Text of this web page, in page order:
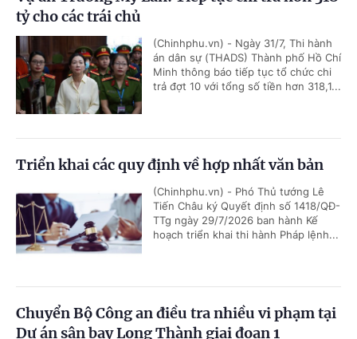
tỷ cho các trái chủ
(Chinhphu.vn) - Ngày 31/7, Thi hành
án dân sự (THADS) Thành phố Hồ Chí
Minh thông báo tiếp tục tổ chức chi
trả đợt 10 với tổng số tiền hơn 318,1...
Triển khai các quy định về hợp nhất văn bản
(Chinhphu.vn) - Phó Thủ tướng Lê
Tiến Châu ký Quyết định số 1418/QĐ-
TTg ngày 29/7/2026 ban hành Kế
hoạch triển khai thi hành Pháp lệnh...
Chuyển Bộ Công an điều tra nhiều vi phạm tại
Dự án sân bay Long Thành giai đoạn 1